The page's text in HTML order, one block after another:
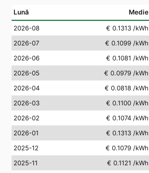
Lună Medie
2026-08 € 0.1313 /kWh
2026-07
€ 0.1099 /kWh
2026-06
€ 0.1081 /kWh
2026-05
€ 0.0979 /kWh
2026-04
€ 0.0818 /kWh
2026-03
€ 0.1100 /kWh
2026-02
€ 0.1074 /kWh
2026-01
€ 0.1313 /kWh
2025-12
€ 0.1079 /kWh
2025-11
€ 0.1121 /kWh